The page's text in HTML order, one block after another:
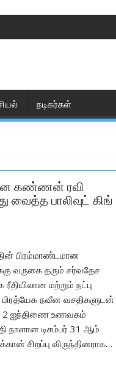
நடிகர்கள்
கண்ணன் ரவி
பாலிவுட் கிங்
பிரம்மாண்டமான
வருகை தரும் சர்வதேச
மற்றும் நட்பு
பிரத்யேக நவீன வசதிகளுடன்
2‌ ஐந்திணை‌ உணவகம்
டிசம்பர் 31 ஆம்
சிறப்பு விருந்தினராக…